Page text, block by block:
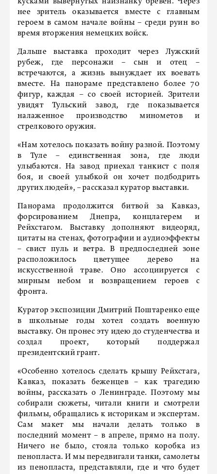
нее зритель оказывается вместе с главным
героем в самом начале войны – среди руин во
время вторжения немецких войск.
Дальше выставка проходит через Лужский
рубеж, где персонажи – сын и отец –
встречаются, а жизнь вынуждает их воевать
вместе. На панораме представлено более 70
фигур, каждая – со своей историей. Зрители
увидят Тульский завод, где показывается
налаженное производство минометов и
стрелкового оружия.
«Нам хотелось показать войну разной. Поэтому
в Туле – единственная зона, где люди
улыбаются. На завод приехал танкист с поля
боя, и своей улыбкой он хочет подбодрить
других людей», – рассказал куратор выставки.
Панорама продолжится битвой за Кавказ,
форсированием Днепра, концлагерем и
Рейхстагом. Выставку дополняют видеоряд,
цитаты на стенах, фотографии и аудиоэффекты
– свист пуль и ветра. В предпоследней зоне
расположилось цветущее дерево на
искусственной траве. Оно ассоциируется с
мирным небом и возвращением героев с
фронта.
Куратор экспозиции Дмитрий Поштаренко еще
в школьные годы хотел создать военную
выставку. Он пронес эту идею до студенчества и
создал проект, который поддержал
президентский грант.
«Особенно хотелось сделать крышу Рейхстага,
Кавказ, показать беженцев – как трагедию
войны, рассказать о Ленинграде. Поэтому мы
собирали сюжеты, читали книги и смотрели
фильмы, обращались к историкам и экспертам.
Сам макет мы начали делать только в
последний момент – в апреле, прямо на полу.
Ничего не было, стояла только коробка из
пенопласта. И мы передвигали танки, самолеты
из пенопласта, представляли, где и что будет